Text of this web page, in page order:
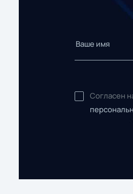
Согласен